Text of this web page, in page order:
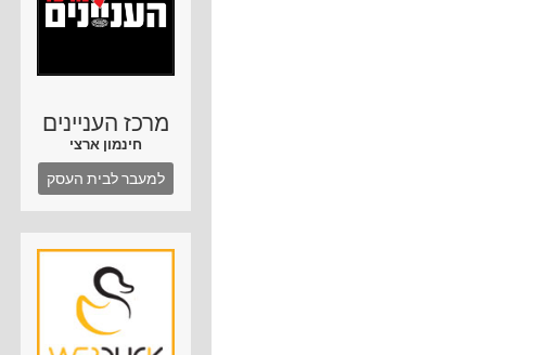
מרכז העניינים
חינמון ארצי
למעבר לבית העסק